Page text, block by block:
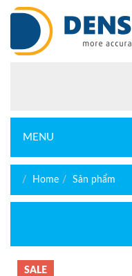
MENU
Home Sản phẩm
SALE